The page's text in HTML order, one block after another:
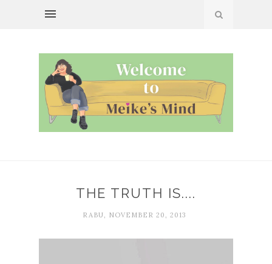
THE TRUTH IS....
RABU, NOVEMBER 20, 2013